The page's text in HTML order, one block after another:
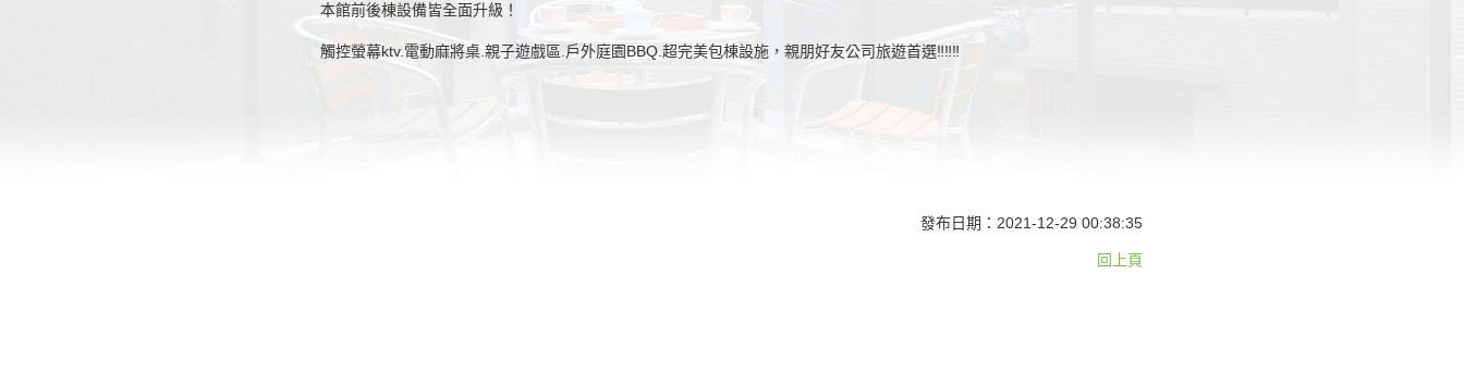
本館前後棟設備皆全面升級！
觸控螢幕ktv.電動麻將桌.親子遊戲區.戶外庭園BBQ.超完美包棟設施，親朋好友公司旅遊首選‼️‼️‼️
發布日期：2021-12-29 00:38:35
回上頁